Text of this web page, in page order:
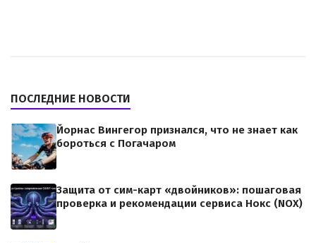
ПОСЛЕДНИЕ НОВОСТИ
Йорнас Вингегор признался, что не знает как
бороться с Погачаром
Защита от сим-карт «двойников»: пошаговая
проверка и рекомендации сервиса Нокс (NOX)